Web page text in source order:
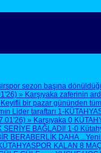
sezon başına
» Karşıyaka zaferinin
Keyifli bir pazar gününden
Lider taraftarı 1-
» Karşıyaka 0
SERİYE BAĞLADI! 1-0
BERABERLİK DAHA
KALAN 8